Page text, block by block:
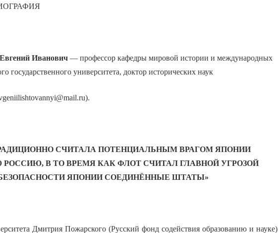
Евгений Иванович — профессор кафедры мировой истории и международных
государственного университета, доктор исторических наук
СЧИТАЛА ПОТЕНЦИАЛЬНЫМ ВРАГОМ ЯПОНИИ
В ТО ВРЕМЯ КАК ФЛОТ СЧИТАЛ ГЛАВНОЙ УГРОЗОЙ
ЯПОНИИ СОЕДИНЁННЫЕ ШТАТЫ»
Дмитрия Пожарского (Русский фонд содействия образованию и науке)